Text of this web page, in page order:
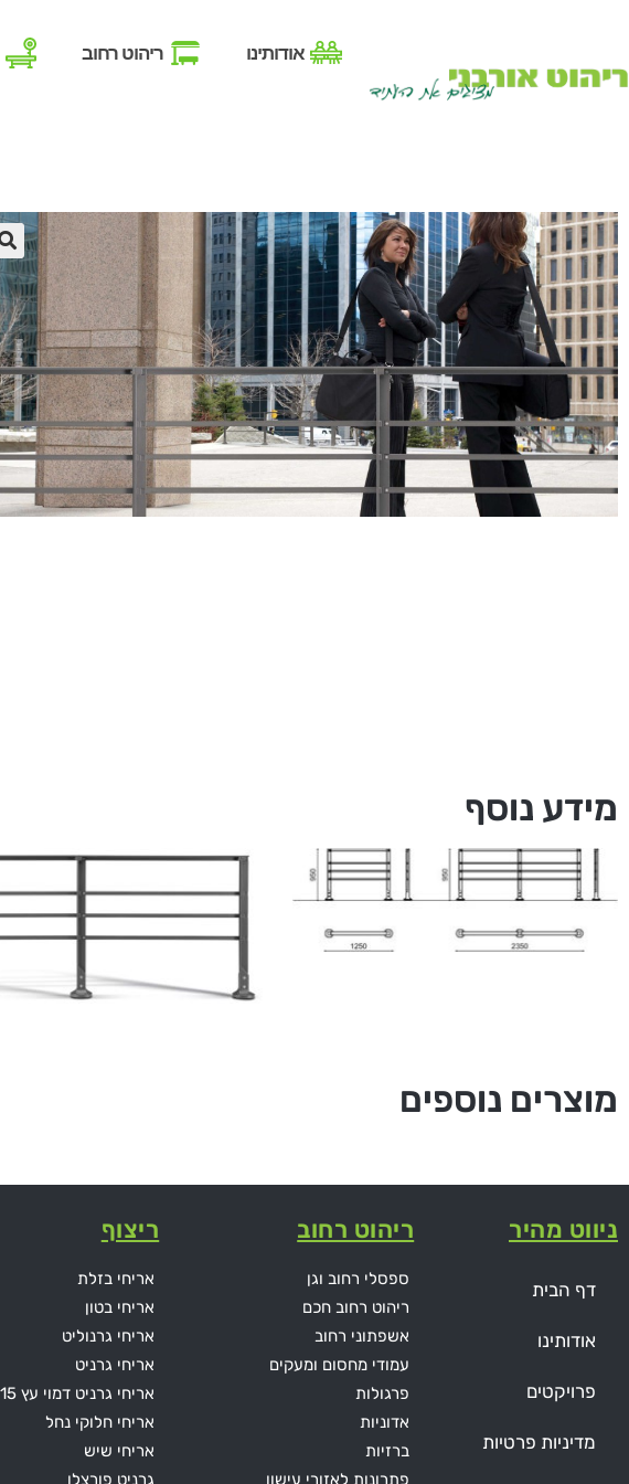
אודותינו ריהוט רחוב
מידע נוסף
מוצרים נוספים
ניווט מהיר
דף הבית
אודותינו
פרויקטים
מדיניות פרטיות
ריהוט רחוב
ספסלי רחוב וגן
ריהוט רחוב חכם
אשפתוני רחוב
עמודי מחסום ומעקים
פרגולות
אדוניות
ברזיות
פתרונות לאזורי עישון
ריצוף
אריחי בזלת
אריחי בטון
אריחי גרנוליט
אריחי גרניט
אריחי גרניט דמוי עץ 15*80
אריחי חלוקי נחל
אריחי שיש
גרניט פורצלן